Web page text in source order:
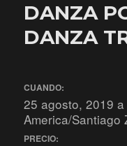
DANZA
DANZA
CUANDO:
25 agosto, 2019
America/Santiago
PRECIO: